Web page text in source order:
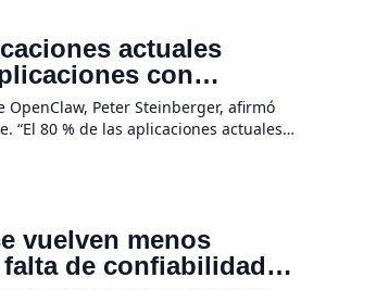
actuales
con
Peter Steinberger, afirmó
80 % de las aplicaciones actuales
no se […]
vuelven menos
de confiabilidad